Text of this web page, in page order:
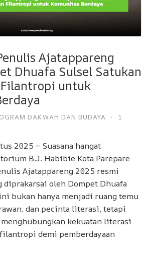
Ajatappareng
Dhuafa Sulsel Satukan
untuk
DAKWAH DAN BUDAYA ·
1
2025 – Suasana hangat
B.J. Habibie Kota Parepare
Ajatappareng 2025 resmi
diprakarsai oleh Dompet Dhuafa
bukan hanya menjadi ruang temu
dan pecinta literasi, tetapi
kekuatan literasi
demi pemberdayaan